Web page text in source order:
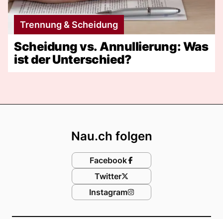
Trennung & Scheidung
Scheidung vs. Annullierung: Was
ist der Unterschied?
Nau.ch folgen
Facebook
Twitter
Instagram